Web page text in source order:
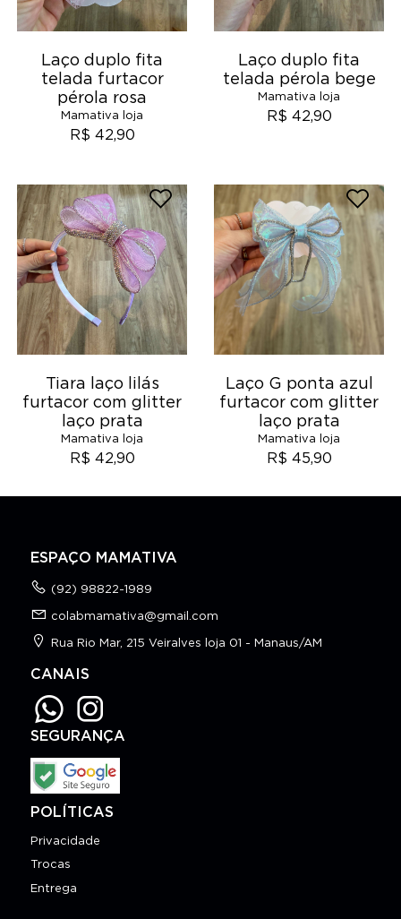
Laço duplo fita
telada furtacor
pérola rosa
Mamativa loja
R$ 42,90
Laço duplo fita
telada pérola bege
Mamativa loja
R$ 42,90
Tiara laço lilás
furtacor com glitter
laço prata
Mamativa loja
R$ 42,90
Laço G ponta azul
furtacor com glitter
laço prata
Mamativa loja
R$ 45,90
ESPAÇO MAMATIVA
(92) 98822-1989
colabmamativa@gmail.com
Rua Rio Mar, 215 Veiralves loja 01 - Manaus/AM
CANAIS
SEGURANÇA
POLÍTICAS
Privacidade
Trocas
Entrega